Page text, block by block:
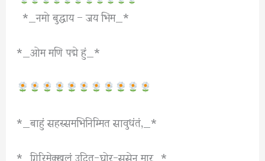
*_नमो बुद्धाय – जय भिम_*
*_ओम मणि पद्मे हुं_*
*_बाहुं सहस्समभिनिम्मित सावुधंतं,_*